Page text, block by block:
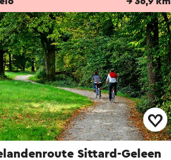
Sittard-Geleen